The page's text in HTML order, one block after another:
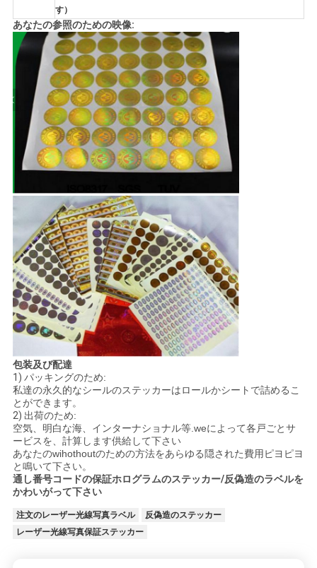
場
合
地
PRIVACY
POLICY
す）
あなたの参照のための映像:
包装及び配達
1) パッキングのため:
私達の永久的なシールのステッカーはロールかシートで詰めるこ
とができます。
2) 出荷のため:
空気、明白な海、インターナショナル等.weによって各戸ごとサ
ービスを、計算します供給して下さい
あなたのwihothoutのための方法をあらゆる隠された費用ピヨピヨ
と鳴いて下さい。
通し番号コードの保証ホログラムのステッカー/反偽造のラベルを
かわいがって下さい
注文のレーザー光線写真ラベル
反偽造のステッカー
レーザー光線写真保証ステッカー